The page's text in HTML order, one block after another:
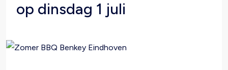
op dinsdag 1 juli